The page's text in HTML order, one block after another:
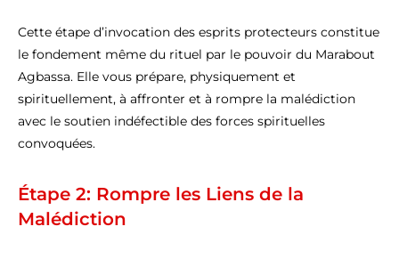
Cette étape d’invocation des esprits protecteurs constitue
le fondement même du rituel par le pouvoir du Marabout
Agbassa. Elle vous prépare, physiquement et
spirituellement, à affronter et à rompre la malédiction
avec le soutien indéfectible des forces spirituelles
convoquées.
Étape 2: Rompre les Liens de la
Malédiction